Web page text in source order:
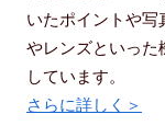
いたポイントや写
やレンズといった
しています。
さらに詳しく＞